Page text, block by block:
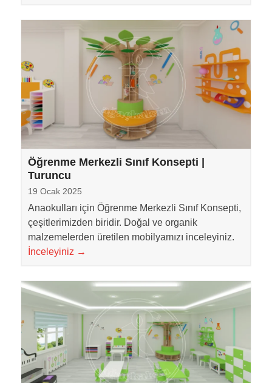
Öğrenme Merkezli Sınıf Konsepti |
Turuncu
19 Ocak 2025
Anaokulları için Öğrenme Merkezli Sınıf Konsepti,
çeşitlerimizden biridir. Doğal ve organik
malzemelerden üretilen mobilyamızı inceleyiniz.
İnceleyiniz →